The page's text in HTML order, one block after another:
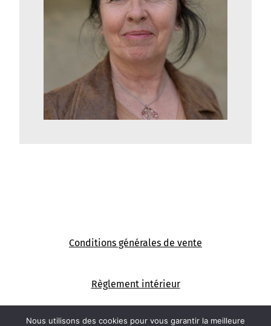
Conditions générales de vente
Règlement intérieur
Nous utilisons des cookies pour vous garantir la meilleure